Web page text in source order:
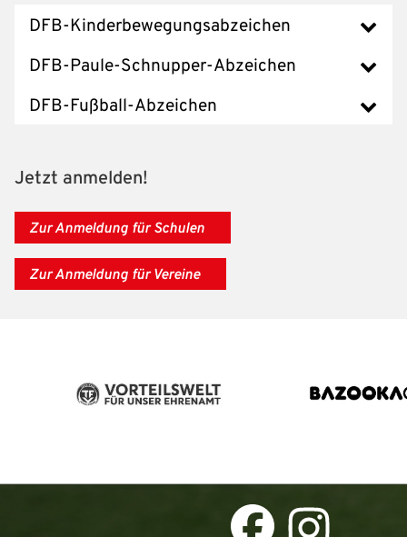
DFB-Kinderbewegungsabzeichen
DFB-Paule-Schnupper-Abzeichen
DFB-Fußball-Abzeichen
Jetzt anmelden!
Zur Anmeldung für Schulen
Zur Anmeldung für Vereine